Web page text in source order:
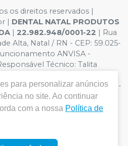
os direitos reservados |
| DENTAL NATAL PRODUTOS
| 22.982.948/0001-22 | Rua
Alta, Natal / RN - CEP: 59.025-
ANVISA -
Técnico: Talita
- Fotos meramente ilustrativas -
loja virtual estão sujeitos a
de preços no site, o
de Compra. Não vendemos
volumes pelo site.
para personalizar anúncios
no site. Ao continuar
com a nossa Política de